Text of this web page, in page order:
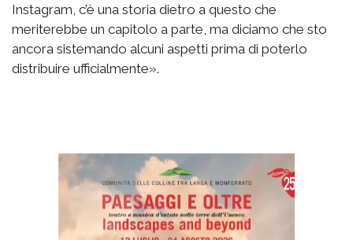
Instagram, c’è una storia dietro a questo che
meriterebbe un capitolo a parte, ma diciamo che sto
ancora sistemando alcuni aspetti prima di poterlo
distribuire ufficialmente».